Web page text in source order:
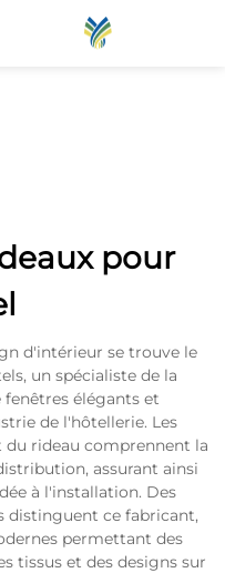
pour
d'intérieur se trouve le
un spécialiste de la
élégants et
de l'hôtellerie. Les
rideau comprennent la
assurant ainsi
à l'installation. Des
distinguent ce fabricant,
permettant des
tissus et des designs sur